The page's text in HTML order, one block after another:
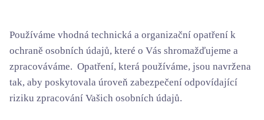
Používáme vhodná technická a organizační opatření k
ochraně osobních údajů, které o Vás shromažďujeme a
zpracováváme. Opatření, která používáme, jsou navržena
tak, aby poskytovala úroveň zabezpečení odpovídající
riziku zpracování Vašich osobních údajů.